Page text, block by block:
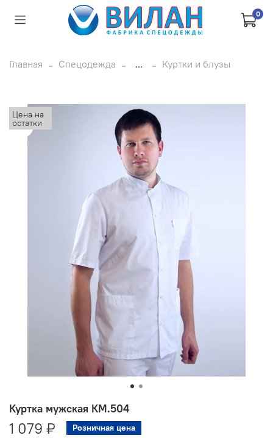
0
Главная Спецодежда ... Куртки и блузы
Цена на
остатки
Куртка мужская КМ.504
1 079 ₽ Розничная цена